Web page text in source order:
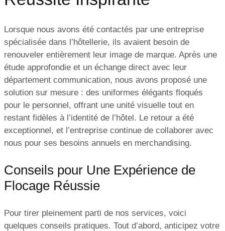
Lorsque nous avons été contactés par une entreprise
spécialisée dans l’hôtellerie, ils avaient besoin de
renouveler entièrement leur image de marque. Après une
étude approfondie et un échange direct avec leur
département communication, nous avons proposé une
solution sur mesure : des uniformes élégants floqués
pour le personnel, offrant une unité visuelle tout en
restant fidèles à l’identité de l’hôtel. Le retour a été
exceptionnel, et l’entreprise continue de collaborer avec
nous pour ses besoins annuels en merchandising.
Conseils pour Une Expérience de
Flocage Réussie
Pour tirer pleinement parti de nos services, voici
quelques conseils pratiques. Tout d’abord, anticipez votre